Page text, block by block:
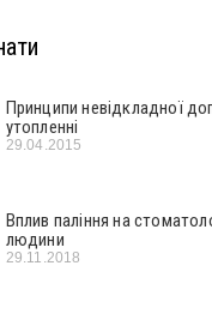
Принципи невідкладної
утопленні
29.04.2015
Вплив паління на
людини
29.11.2018